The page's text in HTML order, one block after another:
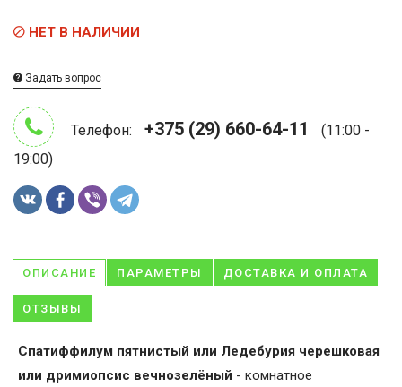
НЕТ В НАЛИЧИИ
Задать вопрос
Телефон: +375 (29) 660-64-11
(11:00 -
19:00)
ОПИСАНИЕ ПАРАМЕТРЫ ДОСТАВКА И ОПЛАТА
ОТЗЫВЫ
Спатиффилум пятнистый или Ледебурия черешковая
или дримиопсис вечнозелёный - комнатное